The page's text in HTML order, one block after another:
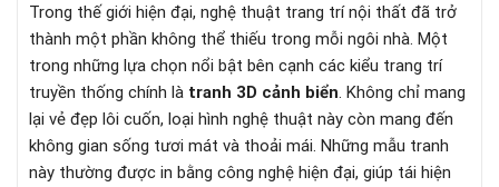
Trong thế giới hiện đại, nghệ thuật trang trí nội thất đã trở
thành một phần không thể thiếu trong mỗi ngôi nhà. Một
trong những lựa chọn nổi bật bên cạnh các kiểu trang trí
truyền thống chính là tranh 3D cảnh biển. Không chỉ mang
lại vẻ đẹp lôi cuốn, loại hình nghệ thuật này còn mang đến
không gian sống tươi mát và thoải mái. Những mẫu tranh
này thường được in bằng công nghệ hiện đại, giúp tái hiện